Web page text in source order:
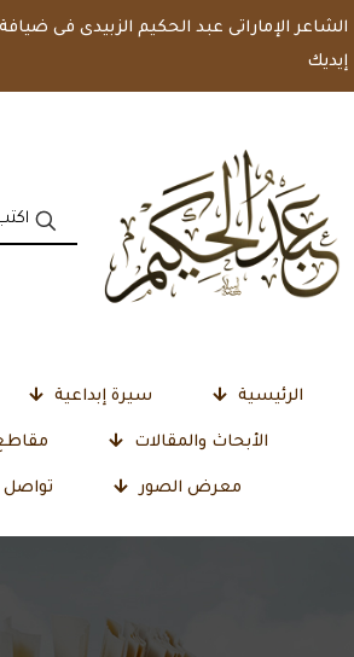
الشاعر الإماراتى عبد الحكيم الزبيدى فى
إيديك
الرئيسية سيرة إبداعية
الأبحاث والمقالات
معرض الصور تواصل